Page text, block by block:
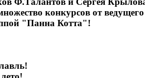
конкурсов от ведущего
"Панна Котта"!